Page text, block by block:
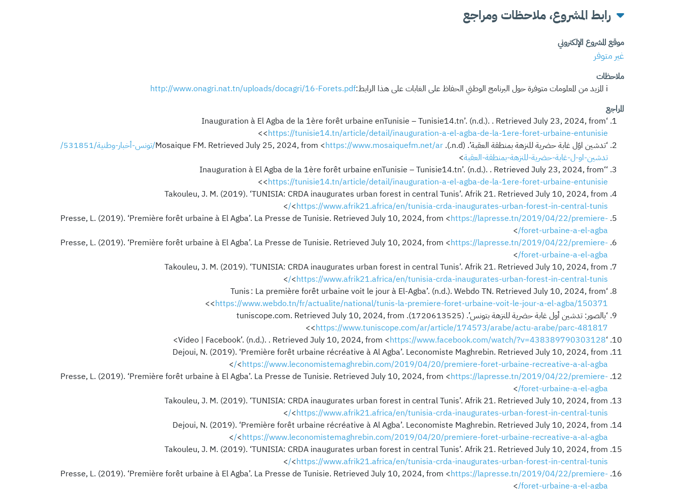
رابط المشروع، ملاحظات ومراجع
موقع المشروع الإلكتروني
غير متوفر
ملاحظات
i المزيد من المعلومات متوفرة حول البرنامج الوطني الحفاظ على الغابات على هذا الرابط:
http://www.onagri.nat.tn/uploads/docagri/16-Forets.pdf
المراجع
‘Inauguration à El Agba de la 1ère forêt urbaine enTunisie – Tunisie14.tn’. (n.d.). . Retrieved July 23, 2024, from
<https://tunisie14.tn/article/detail/inauguration-a-el-agba-de-la-1ere-foret-urbaine-entunisie
>
‘تدشين اوّل غابة حضرية للنزهة بمنطقة العقبة’. (n.d.). Mosaique FM. Retrieved July 25, 2024, from <
https://www.mosaiquefm.net/ar/تونس-أخبار-وطنية/531851/
تدشين-او-ل-غابة-حضرية-للنزهة-بمنطقة-العقبة>
‘‘Inauguration à El Agba de la 1ère forêt urbaine enTunisie – Tunisie14.tn’. (n.d.). . Retrieved July 23, 2024, from
<https://tunisie14.tn/article/detail/inauguration-a-el-agba-de-la-1ere-foret-urbaine-entunisie
>
Takouleu, J. M. (2019). ‘TUNISIA: CRDA inaugurates urban forest in central Tunis’. Afrik 21. Retrieved July 10, 2024, from
<https://www.afrik21.africa/en/tunisia-crda-inaugurates-urban-forest-in-central-tunis/
>
Presse, L. (2019). ‘Première forêt urbaine à El Agba’. La Presse de Tunisie. Retrieved July 10, 2024, from <https://lapresse.tn/2019/04/22/premiere-
foret-urbaine-a-el-agba/
>
Presse, L. (2019). ‘Première forêt urbaine à El Agba’. La Presse de Tunisie. Retrieved July 10, 2024, from <https://lapresse.tn/2019/04/22/premiere-
foret-urbaine-a-el-agba/
>
Takouleu, J. M. (2019). ‘TUNISIA: CRDA inaugurates urban forest in central Tunis’. Afrik 21. Retrieved July 10, 2024, from
<https://www.afrik21.africa/en/tunisia-crda-inaugurates-urban-forest-in-central-tunis/
>
‘Tunis : La première forêt urbaine voit le jour à El-Agba’. (n.d.). Webdo TN. Retrieved July 10, 2024, from
<https://www.webdo.tn/fr/actualite/national/tunis-la-premiere-foret-urbaine-voit-le-jour-a-el-agba/150371
>
‘بالصور: تدشين أول غابة حضرية للنزهة بتونس’. (1720613525). tuniscope.com. Retrieved July 10, 2024, from
<https://www.tuniscope.com/ar/article/174573/arabe/actu-arabe/parc-481817
>
‘Video | Facebook’. (n.d.). . Retrieved July 10, 2024, from <
https://www.facebook.com/watch/?v=438389790303128
>
Dejoui, N. (2019). ‘Première forêt urbaine récréative à Al Agba’. Leconomiste Maghrebin. Retrieved July 10, 2024, from
<https://www.leconomistemaghrebin.com/2019/04/20/premiere-foret-urbaine-recreative-a-al-agba/
>
Presse, L. (2019). ‘Première forêt urbaine à El Agba’. La Presse de Tunisie. Retrieved July 10, 2024, from <https://lapresse.tn/2019/04/22/premiere-
foret-urbaine-a-el-agba/
>
Takouleu, J. M. (2019). ‘TUNISIA: CRDA inaugurates urban forest in central Tunis’. Afrik 21. Retrieved July 10, 2024, from
<https://www.afrik21.africa/en/tunisia-crda-inaugurates-urban-forest-in-central-tunis/
>
Dejoui, N. (2019). ‘Première forêt urbaine récréative à Al Agba’. Leconomiste Maghrebin. Retrieved July 10, 2024, from
<https://www.leconomistemaghrebin.com/2019/04/20/premiere-foret-urbaine-recreative-a-al-agba/
>
Takouleu, J. M. (2019). ‘TUNISIA: CRDA inaugurates urban forest in central Tunis’. Afrik 21. Retrieved July 10, 2024, from
<https://www.afrik21.africa/en/tunisia-crda-inaugurates-urban-forest-in-central-tunis/
>
Presse, L. (2019). ‘Première forêt urbaine à El Agba’. La Presse de Tunisie. Retrieved July 10, 2024, from <https://lapresse.tn/2019/04/22/premiere-
foret-urbaine-a-el-agba/
>